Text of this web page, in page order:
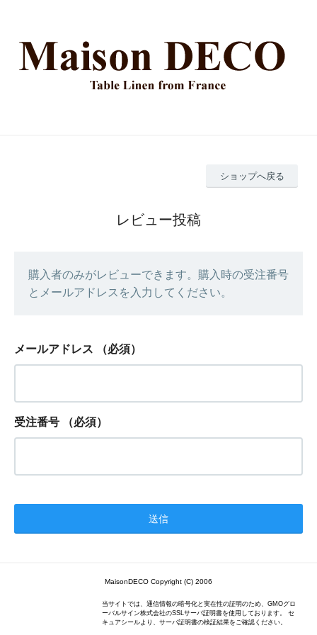
ショップへ戻る
レビュー投稿
購入者のみがレビューできます。購入時の受注番号
とメールアドレスを入力してください。
メールアドレス （必須）
受注番号 （必須）
MaisonDECO Copyright (C) 2006
当サイトでは、通信情報の暗号化と実在性の証明のため、GMOグロ
ーバルサイン株式会社のSSLサーバ証明書を使用しております。 セ
キュアシールより、サーバ証明書の検証結果をご確認ください。